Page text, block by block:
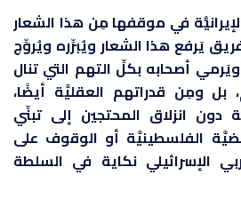
في موقفها مِن هذا الشعار
يَرفع هذا الشعار ويُبرِّره ويُروِّج
أصحابه بكلِّ التهم التي تنال
ومِن قدراتهم العقليَّة أيضًا،
دون انزلاق المحتجين إلى تبنِّي
الفلسطينيَّة أو الوقوف على
الإسرائيلي نكاية في السلطة